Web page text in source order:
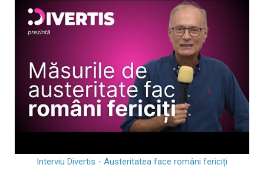
Interviu Divertis - Austeritatea face români fericiți